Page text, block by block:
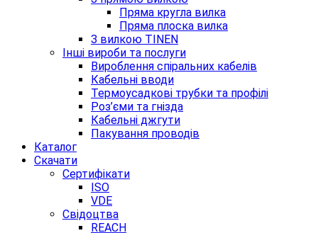
Пряма кругла вилка
Пряма плоска вилка
З вилкою TINEN
Інші вироби та послуги
Вироблення спіральних кабелів
Кабельні вводи
Термоусадкові трубки та профілі
Роз’єми та гнізда
Кабельні джгути
Пакування проводів
Каталог
Скачати
Сертифікати
ISO
VDE
Свідоцтва
REACH